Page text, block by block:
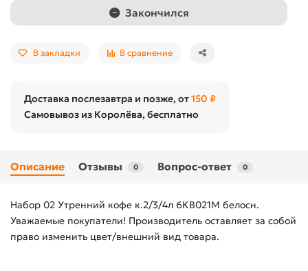
Закончился
В закладки В сравнение
Доставка послезавтра и позже, от150 ₽
Самовывоз из Королёва, бесплатно
Описание Отзывы 0 Вопрос-ответ 0
Набор 02 Утренний кофе к.2/3/4л 6КВ021М белосн.
Уважаемые покупатели! Производитель оставляет за собой
право изменить цвет/внешний вид товара.